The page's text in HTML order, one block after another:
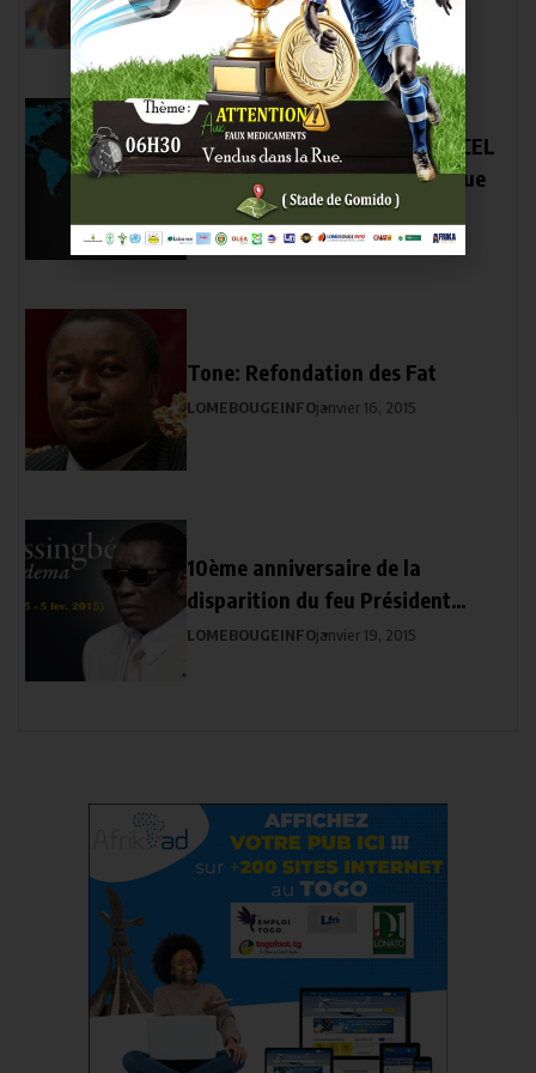
Une nouvelle boutique TOGOCEL
Ouverte à Adjengre au Publique
LOMEBOUGEINFOoctobre 4, 2014
Tone: Refondation des Fat
LOMEBOUGEINFOjanvier 16, 2015
10ème anniversaire de la
disparition du feu Président
Eyadema
LOMEBOUGEINFOjanvier 19, 2015